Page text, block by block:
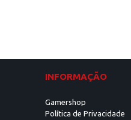
INFORMAÇÃO
Gamershop
Política de Privacidade